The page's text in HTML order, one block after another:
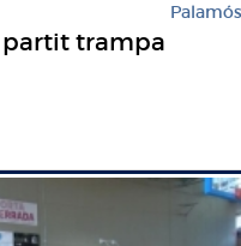
Palamós
partit trampa